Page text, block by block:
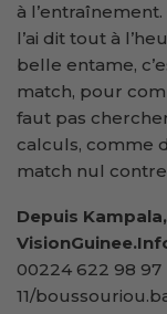
à
l’ai dit tout à
belle entame,
match, pour
faut pas
calculs, comme
match nul contre
Depuis
00224 622 98 97
11/